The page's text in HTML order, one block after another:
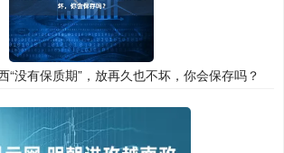
“没有保质期”，放再久也不坏，你会保存吗？